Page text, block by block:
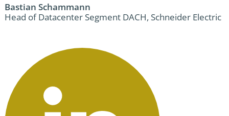
Bastian Schammann
Head of Datacenter Segment DACH, Schneider Electric